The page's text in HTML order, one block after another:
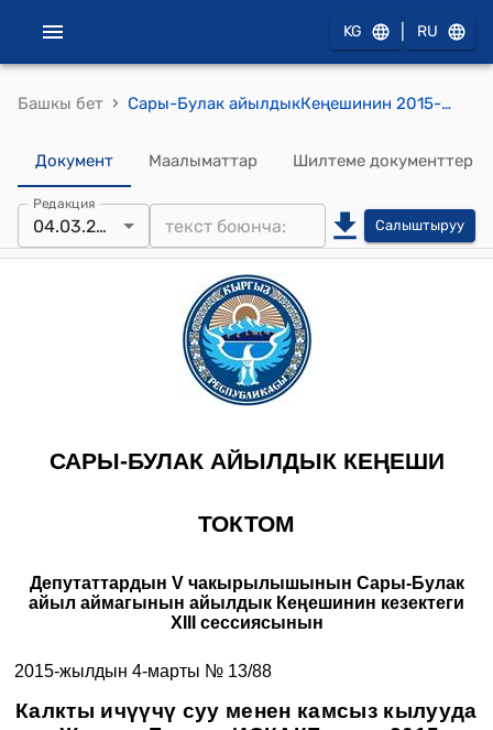
KG RU
Башкы бет › Сары-Булак айылдыкКеңешинин 2015-жылдын 4-мартындагы № 13/88 "Калкты ичүүчү суу менен камсыз кылууда «Жанчар-Булак» ИСКАКБынын 2015-жылга бюджетин бекитүү жөнүндө" токтому
Документ Маалыматтар Шилтеме документтер
Редакция
04.03.2015 Салыштыруу